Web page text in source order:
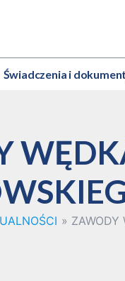
Świadczenia i
» ZAWODY